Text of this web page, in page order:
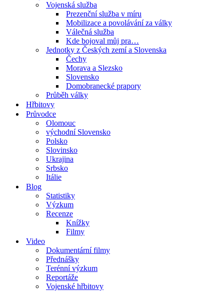
Vojenská služba
Prezenční služba v míru
Mobilizace a povolávání za války
Válečná služba
Kde bojoval můj pra…
Jednotky z Českých zemí a Slovenska
Čechy
Morava a Slezsko
Slovensko
Domobranecké prapory
Průběh války
Hřbitovy
Průvodce
Olomouc
východní Slovensko
Polsko
Slovinsko
Ukrajina
Srbsko
Itálie
Blog
Statistiky
Výzkum
Recenze
Knížky
Filmy
Video
Dokumentární filmy
Přednášky
Terénní výzkum
Reportáže
Vojenské hřbitovy